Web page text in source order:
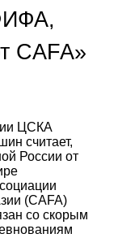
CAFA»
ЦСКА
считает,
России от
(CAFA)
со скорым